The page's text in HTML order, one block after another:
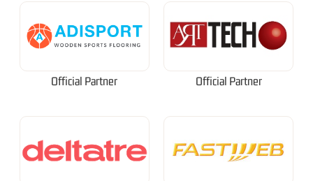
Official Partner Official Partner